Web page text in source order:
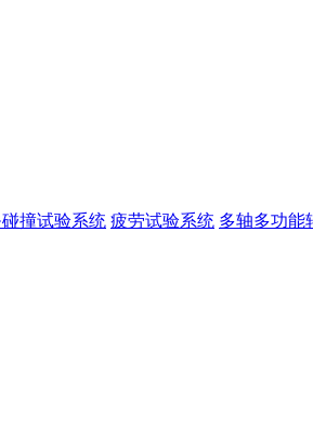
碰撞试验系统 疲劳试验系统 多轴多功能